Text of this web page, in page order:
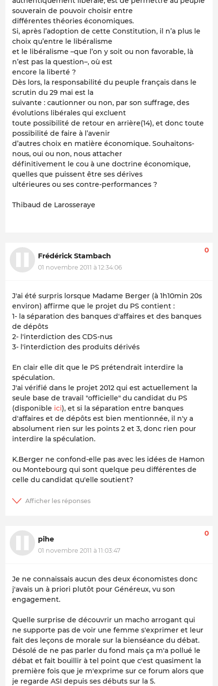
souverain de pouvoir choisir entre
différentes théories économiques.
Si, après l’adoption de cette Constitution, il n’a plus le
choix qu’entre le libéralisme
et le libéralisme –que l’on y soit ou non favorable, là
n’est pas la question–, où est
encore la liberté ?
Dès lors, la responsabilité du peuple français dans le
scrutin du 29 mai est la
suivante : cautionner ou non, par son suffrage, des
évolutions libérales qui excluent
toute possibilité de retour en arrière(14), et donc toute
possibilité de faire à l’avenir
d’autres choix en matière économique. Souhaitons-
nous, oui ou non, nous attacher
définitivement le cou à une doctrine économique,
quelles que puissent être ses dérives
ultérieures ou ses contre-performances ?
Thibaud de Larosseraye
Frédérick Stambach
01 novembre 2011 à 12:34:06
0
J'ai été surpris lorsque Madame Berger (à 1h10min 20s
environ) affirme que le projet du PS contient :
1- la séparation des banques d'affaires et des banques
de dépôts
2- l'interdiction des CDS-nus
3- l'interdiction des produits dérivés
En clair elle dit que le PS prétendrait interdire la
spéculation.
J'ai vérifié dans le projet 2012 qui est actuellement la
seule base de travail "officielle" du candidat du PS
(disponible ici), et si la séparation entre banques
d'affaires et de dépôts est bien mentionnée, il n'y a
absolument rien sur les points 2 et 3, donc rien pour
interdire la spéculation.
K.Berger ne confond-elle pas avec les idées de Hamon
ou Montebourg qui sont quelque peu différentes de
celle du candidat qu'elle soutient?
pihe
01 novembre 2011 à 11:03:47
0
Je ne connaissais aucun des deux économistes donc
j'avais un à priori plutôt pour Généreux, vu son
engagement.
Quelle surprise de découvrir un macho arrogant qui
ne supporte pas de voir une femme s'exprimer et leur
fait des leçons de morale sur la bienséance du débat.
Désolé de ne pas parler du fond mais ça m'a pollué le
débat et fait bouillir à tel point que c'est quasiment la
première fois que je m'exprime sur ce forum alors que
je regarde ASI depuis ses débuts sur la 5.